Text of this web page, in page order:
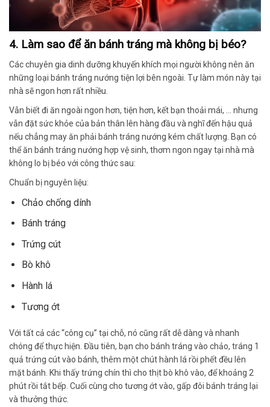
4. Làm sao để ăn bánh tráng mà không bị béo?
Các chuyên gia dinh dưỡng khuyến khích mọi người không nên ăn
những loại bánh tráng nướng tiện lợi bên ngoài. Tự làm món này tại
nhà sẽ ngon hơn rất nhiều.
Vẫn biết đi ăn ngoài ngon hơn, tiện hơn, kết bạn thoải mái, … nhưng
vẫn đặt sức khỏe của bản thân lên hàng đầu và nghĩ đến hậu quả
nếu chẳng may ăn phải bánh tráng nướng kém chất lượng. Bạn có
thể ăn bánh tráng nướng hợp vệ sinh, thơm ngon ngay tại nhà mà
không lo bị béo với công thức sau:
Chuẩn bị nguyên liệu:
Chảo chống dính
Bánh tráng
Trứng cút
Bò khô
Hành lá
Tương ớt
Với tất cả các “công cụ” tại chỗ, nó cũng rất dễ dàng và nhanh
chóng để thực hiện. Đầu tiên, bạn cho bánh tráng vào chảo, tráng 1
quả trứng cút vào bánh, thêm một chút hành lá rồi phết đều lên
mặt bánh. Khi thấy trứng chín thì cho thịt bò khô vào, để khoảng 2
phút rồi tắt bếp. Cuối cùng cho tương ớt vào, gấp đôi bánh tráng lại
và thưởng thức.